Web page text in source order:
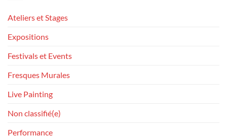
Ateliers et Stages
Expositions
Festivals et Events
Fresques Murales
Live Painting
Non classifié(e)
Performance